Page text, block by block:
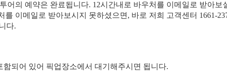
어의 예약은 완료됩니다. 12시간내로 바우처를 이메일로 받아보
를 이메일로 받아보시지 못하셨으면, 바로 저희 고객센터 1661-
다.
함되어 있어 픽업장소에서 대기해주시면 됩니다.